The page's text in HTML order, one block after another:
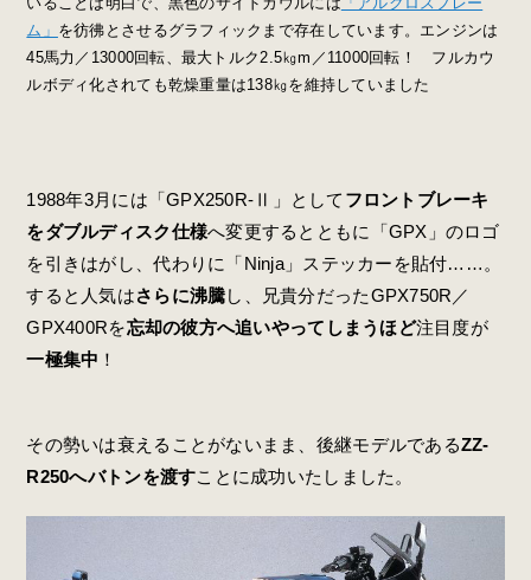
ム」 を彷彿とさせるグラフィックまで存在しています。エンジンは
45馬力／13000回転、最大トルク2.5㎏m／11000回転！ フルカウ
ルボディ化されても乾燥重量は138㎏を維持していました
1988年3月には「GPX250R-Ⅱ」として フロントブレーキ
をダブルディスク仕様へ変更するとともに「GPX」のロゴ
を引きはがし、代わりに「Ninja」ステッカーを貼付……。
すると人気はさらに沸騰し、兄貴分だったGPX750R／
GPX400Rを忘却の彼方へ追いやってしまうほど注目度が
一極集中 ！
その勢いは衰えることがないまま、後継モデルであるZZ-
R250へバトンを渡すことに成功いたしました。